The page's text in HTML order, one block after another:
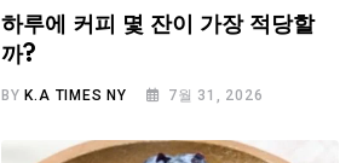
하루에 커피 몇 잔이 가장 적당할
까?
BY K.A TIMES NY 7월 31, 2026